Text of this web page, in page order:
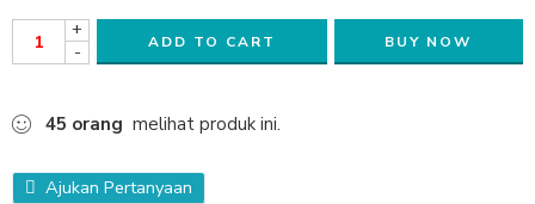
+
-
ADD TO CART BUY NOW
45 orang melihat produk ini.
Ajukan Pertanyaan